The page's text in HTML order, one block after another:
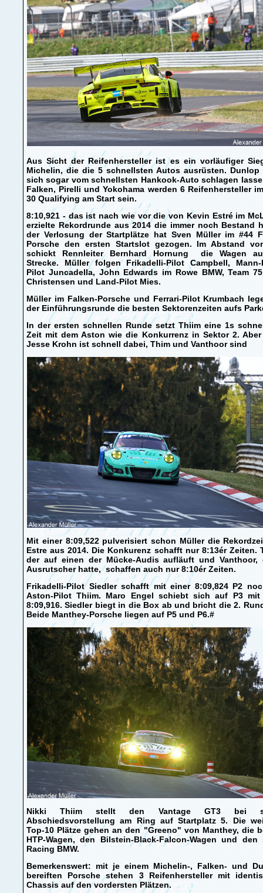
Aus Sicht der Reifenhersteller ist es ein vorläufiger
Michelin, die die 5 schnellsten Autos ausrüsten. Dunlop
sich sogar vom schnellsten Hankook-Auto schlagen
Falken, Pirelli und Yokohama werden 6 Reifenhersteller
30 Qualifying am Start sein.
8:10,921 - das ist nach wie vor die von Kevin Estré im
erzielte Rekordrunde aus 2014 die immer noch Bestand
der Verlosung der Startplätze hat Sven Müller im #44
Porsche den ersten Startslot gezogen. Im Abstand
schickt Rennleiter Bernhard Hornung die Wagen
Strecke. Müller folgen Frikadelli-Pilot Campbell, Mann-
Pilot Juncadella, John Edwards im Rowe BMW, Team
Christensen und Land-Pilot Mies.
Müller im Falken-Porsche und Ferrari-Pilot Krumbach
der Einführungsrunde die besten Sektorenzeiten aufs
In der ersten schnellen Runde setzt Thiim eine 1s
Zeit mit dem Aston wie die Konkurrenz in Sektor 2.
Jesse Krohn ist schnell dabei, Thim und Vanthoor sind
Mit einer 8:09,522 pulverisiert schon Müller die
Estre aus 2014. Die Konkurenz schafft nur 8:13ér Zeiten.
der auf einen der Mücke-Audis aufläuft und Vanthoor,
Ausrutscher hatte, schaffen auch nur 8:10ér Zeiten.
Frikadelli-Pilot Siedler schafft mit einer 8:09,824 P2
Aston-Pilot Thiim. Maro Engel schiebt sich auf P3 mit
8:09,916. Siedler biegt in die Box ab und bricht die 2.
Beide Manthey-Porsche liegen auf P5 und P6.#
Nikki Thiim stellt den Vantage GT3 bei
Abschiedsvorstellung am Ring auf Startplatz 5. Die
Top-10 Plätze gehen an den "Greeno" von Manthey, die
HTP-Wagen, den Bilstein-Black-Falcon-Wagen und den
Racing BMW.
Bemerkenswert: mit je einem Michelin-, Falken- und
bereiften Porsche stehen 3 Reifenhersteller mit
Chassis auf den vordersten Plätzen.